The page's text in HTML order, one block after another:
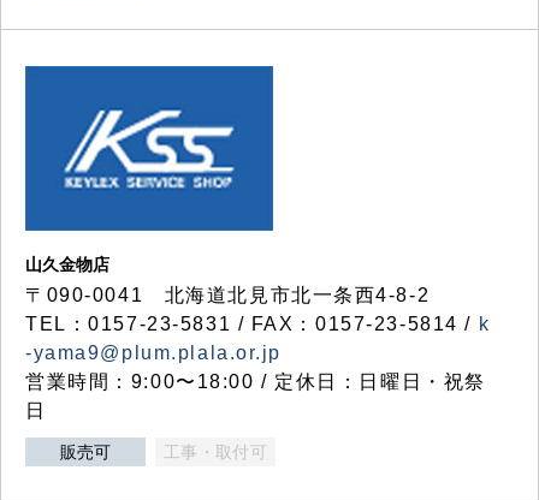
山久金物店
〒090-0041 北海道北見市北一条西4-8-2
TEL：0157-23-5831 / FAX：0157-23-5814 / k
-yama9@plum.plala.or.jp
営業時間：9:00〜18:00 / 定休日：日曜日・祝祭
日
販売可 工事・取付可